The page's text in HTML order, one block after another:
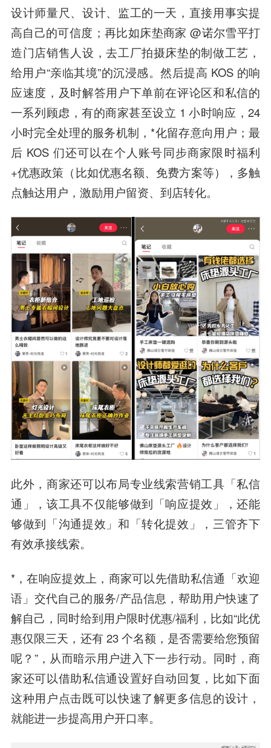
设计师量尺、设计、监工的一天，直接用事实提
高自己的可信度；再比如床垫商家 @诺尔雪平打
造门店销售人设，去工厂拍摄床垫的制做工艺，
给用户“亲临其境”的沉浸感。然后提高 KOS 的响
应速度，及时解答用户下单前在评论区和私信的
一系列顾虑，有的商家甚至设立 1 小时响应，24
小时完全处理的服务机制，*化留存意向用户；最
后 KOS 们还可以在个人账号同步商家限时福利
+优惠政策（比如优惠名额、免费方案等），多触
点触达用户，激励用户留资、到店转化。
此外，商家还可以布局专业线索营销工具「私信
通」，该工具不仅能够做到「响应提效」，还能
够做到「沟通提效」和「转化提效」，三管齐下
有效承接线索。
*，在响应提效上，商家可以先借助私信通「欢迎
语」交代自己的服务/产品信息，帮助用户快速了
解自己，同时给到用户限时优惠/福利，比如“此优
惠仅限三天，还有 23 个名额，是否需要给您预留
呢？”，从而暗示用户进入下一步行动。同时，商
家还可以借助私信通设置好自动回复，比如下面
这种用户点击既可以快速了解更多信息的设计，
就能进一步提高用户开口率。